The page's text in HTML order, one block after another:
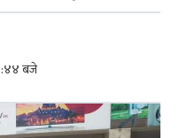
बजे